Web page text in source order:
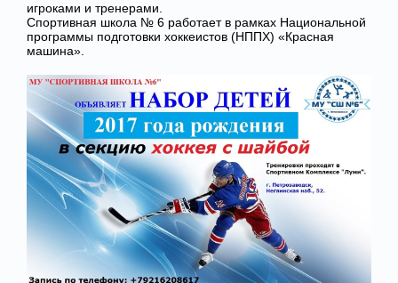
игроками и тренерами.
Спортивная школа № 6 работает в рамках Национальной
программы подготовки хоккеистов (НППХ) «Красная
машина».